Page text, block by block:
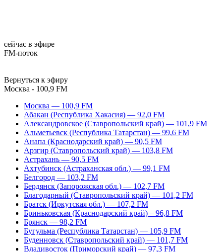
сейчас в эфире
FM-поток
Вернуться к эфиру
Москва - 100,9 FM
Москва — 100,9 FM
Абакан (Республика Хакасия) — 92,0 FM
Александровское (Ставропольский край) — 101,9 FM
Альметьевск (Республика Татарстан) — 99,6 FM
Анапа (Краснодарский край) — 90,5 FM
Арзгир (Ставропольский край) — 103,8 FM
Астрахань — 90,5 FM
Ахтубинск (Астраханская обл.) — 99,1 FM
Белгород — 103,2 FM
Бердянск (Запорожская обл.) — 102,7 FM
Благодарный (Ставропольский край) — 101,2 FM
Братск (Иркутская обл.) — 107,2 FM
Бриньковская (Краснодарский край) – 96,8 FM
Брянск — 98,2 FM
Бугульма (Республика Татарстан) — 105,9 FM
Буденновск (Ставропольский край) — 101,7 FM
Владивосток (Приморский край) — 97,3 FM